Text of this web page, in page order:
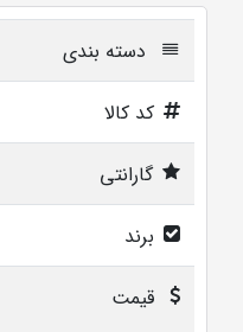
دسته بندی
کد کالا
گارانتی
برند
قیمت